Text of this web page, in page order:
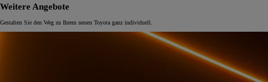
Weitere Angebote
Gestalten Sie den Weg zu Ihrem neuen Toyota ganz individuell.